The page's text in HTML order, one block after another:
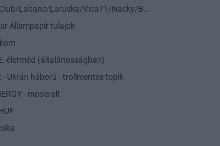
Állampapír tulajok
életmód (általánosságban)
- Ukrán háború - trollmentes topik
- moderalt